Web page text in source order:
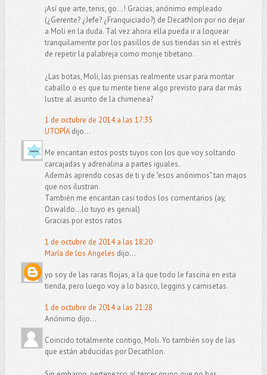
¡Así que arte, tenis, go...! Gracias, anónimo empleado
(¿Gerente? ¿Jefe? ¿Franquiciado?) de Decathlon por no dejar
a Moli en la duda. Tal vez ahora ella pueda ir a loquear
tranquilamente por los pasillos de sus tiendas sin el estrés
de repetir la palabreja como monje tibetano.
¿Las botas, Moli, las piensas realmente usar para montar
caballo o es que tu mente tiene algo previsto para dar más
lustre al asunto de la chimenea?
1 de octubre de 2014 a las 17:35
UTOPÍAdijo...
Me encantan estos posts tuyos con los que voy soltando
carcajadas y adrenalina a partes iguales.
Además aprendo cosas de ti y de "esos anónimos" tan majos
que nos ilustran.
También me encantan casi todos los comentarios (ay,
Oswaldo...lo tuyo es genial)
Gracias por estos ratos
1 de octubre de 2014 a las 18:20
María de los Angeles dijo...
yo soy de las raras flojas, a la que todo le fascina en esta
tienda, pero luego voy a lo basico, leggins y camisetas.
1 de octubre de 2014 a las 21:28
Anónimo dijo...
Coincido totalmente contigo, Moli. Yo también soy de las
que están abducidas por Decathlon.